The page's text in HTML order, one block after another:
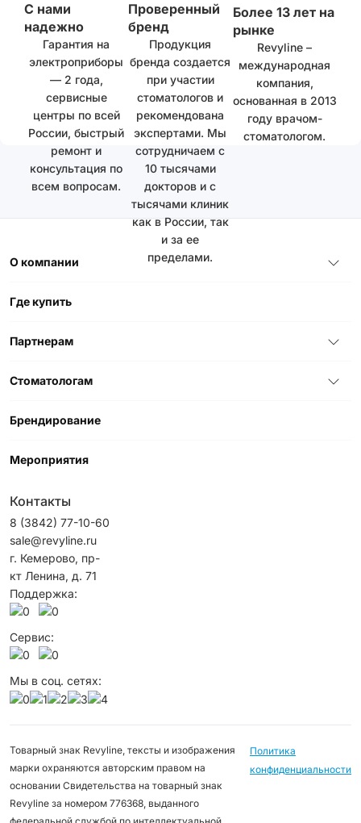
С нами
надежно
Гарантия на
электроприборы
— 2 года,
сервисные
центры по всей
России, быстрый
ремонт и
консультация по
всем вопросам.
Проверенный
бренд
Продукция
бренда создается
при участии
стоматологов и
рекомендована
экспертами. Мы
сотрудничаем с
10 тысячами
докторов и с
тысячами клиник
как в России, так
и за ее
пределами.
Более 13 лет на
рынке
Revyline –
международная
компания,
основанная в 2013
году врачом-
стоматологом.
О компании
Где купить
Партнерам
Стоматологам
Брендирование
Мероприятия
Контакты
8 (3842) 77-10-60
sale@revyline.ru
г. Кемерово, пр-
кт Ленина, д. 71
Поддержка:
Сервис:
Мы в соц. сетях:
Товарный знак Revyline, тексты и изображения
марки охраняются авторским правом на
основании Свидетельства на товарный знак
Revyline за номером 776368, выданного
Политика
конфиденциальности